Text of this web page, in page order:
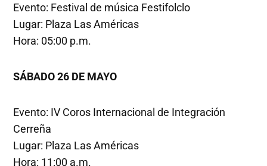
Evento: Festival de música Festifolclo
Lugar: Plaza Las Américas
Hora: 05:00 p.m.
SÁBADO26 DE MAYO
Evento: IV Coros Internacional de Integración
Cerreña
Lugar: Plaza Las Américas
Hora: 11:00 a.m.